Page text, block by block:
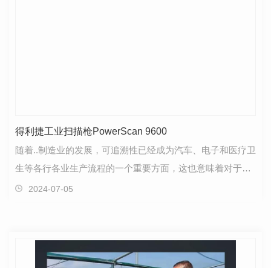
得利捷工业扫描枪PowerScan 9600
随着..制造业的发展，可追溯性已经成为汽车、电子和医疗卫
生等各行各业生产流程的一个重要方面，这也意味着对于生
产设备的质量要求会与日俱增，技术上的变革与创新…
2024-07-05